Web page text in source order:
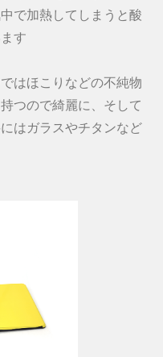
で加熱してしまうと酸
す
はほこりなどの不純物
つので綺麗に、そして
はガラスやチタンなど